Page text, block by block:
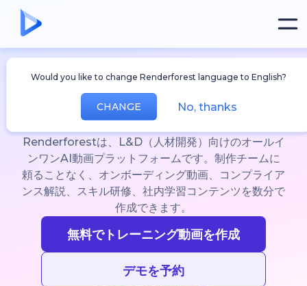
Would you like to change Renderforest language to English?
CHANGE No, thanks
人材開発・育成向けAI
動画プラットフォーム
Renderforestは、L&D（人材開発）向けのオールイ
ンワンAI動画プラットフォームです。制作チームに
頼ることなく、オンボーディング動画、コンプライア
ンス解説、スキル研修、社内学習コンテンツを数分で
作成できます。
無料でトレーニング動画を作成
デモを予約